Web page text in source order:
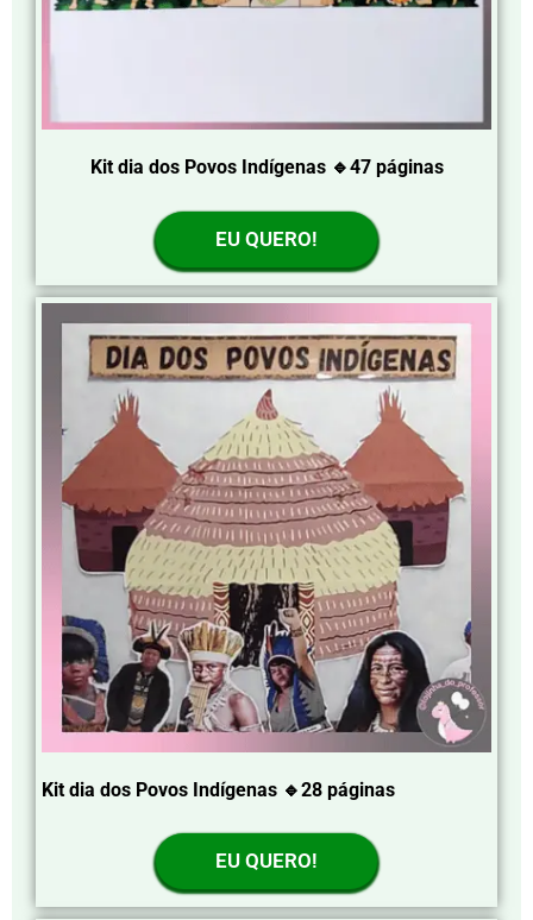
Kit dia dos Povos Indígenas 🔹47 páginas
EU QUERO!
Kit dia dos Povos Indígenas 🔹28 páginas
EU QUERO!